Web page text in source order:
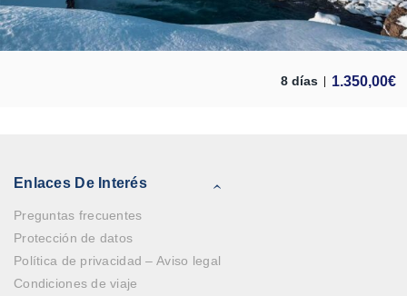
8 días 1.350,00€
Enlaces De Interés
Preguntas frecuentes
Protección de datos
Política de privacidad – Aviso legal
Condiciones de viaje